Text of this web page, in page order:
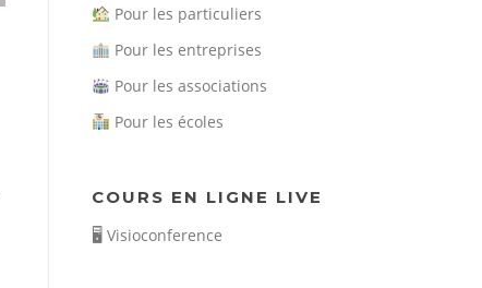
Pour les particuliers
Pour les entreprises
Pour les associations
Pour les écoles
COURS EN LIGNE LIVE
🖥️ Visioconference